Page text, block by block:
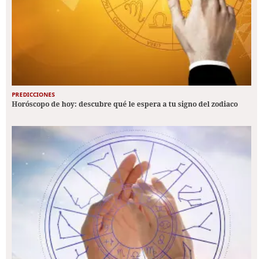
PREDICCIONES
Horóscopo de hoy: descubre qué le espera a tu signo del zodiaco